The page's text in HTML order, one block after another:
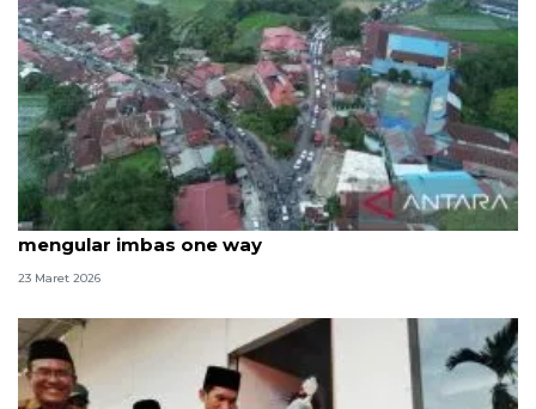
Lembah Anai dibuka penuh pascabencana, macet
mengular imbas one way
23 Maret 2026